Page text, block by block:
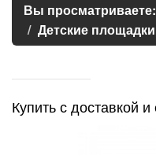
Вы просматриваете:
Детские
Купить с доставкой и